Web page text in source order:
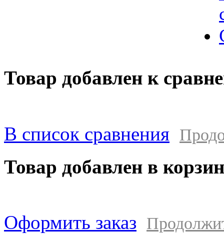
Товар добавлен к
В список сравнения
Товар добавлен в
Оформить заказ